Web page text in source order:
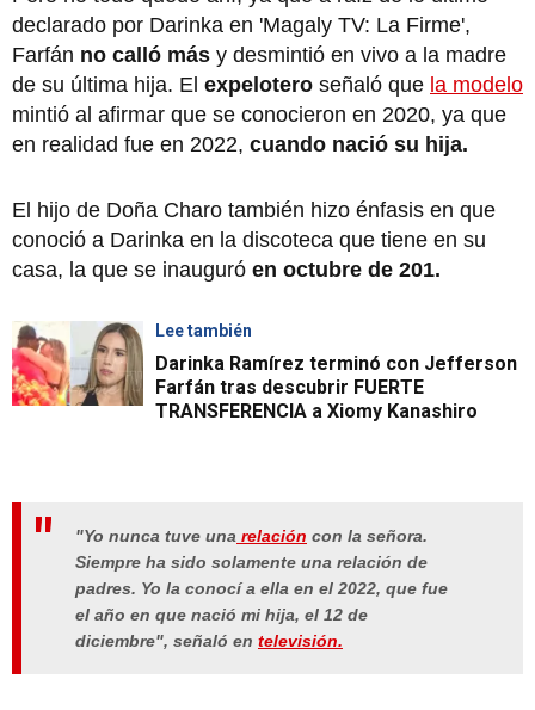
declarado por Darinka en 'Magaly TV: La Firme',
Farfán no calló más y desmintió en vivo a la madre
de su última hija. El expelotero señaló que la modelo
mintió al afirmar que se conocieron en 2020, ya que
en realidad fue en 2022, cuando nació su hija.
El hijo de Doña Charo también hizo énfasis en que
conoció a Darinka en la discoteca que tiene en su
casa, la que se inauguró en octubre de 201.
Lee también
Darinka Ramírez terminó con Jefferson
Farfán tras descubrir FUERTE
TRANSFERENCIA a Xiomy Kanashiro
"Yo nunca tuve una relación con la señora.
Siempre ha sido solamente una relación de
padres. Yo la conocí a ella en el 2022, que fue
el año en que nació mi hija, el 12 de
diciembre", señaló en televisión.